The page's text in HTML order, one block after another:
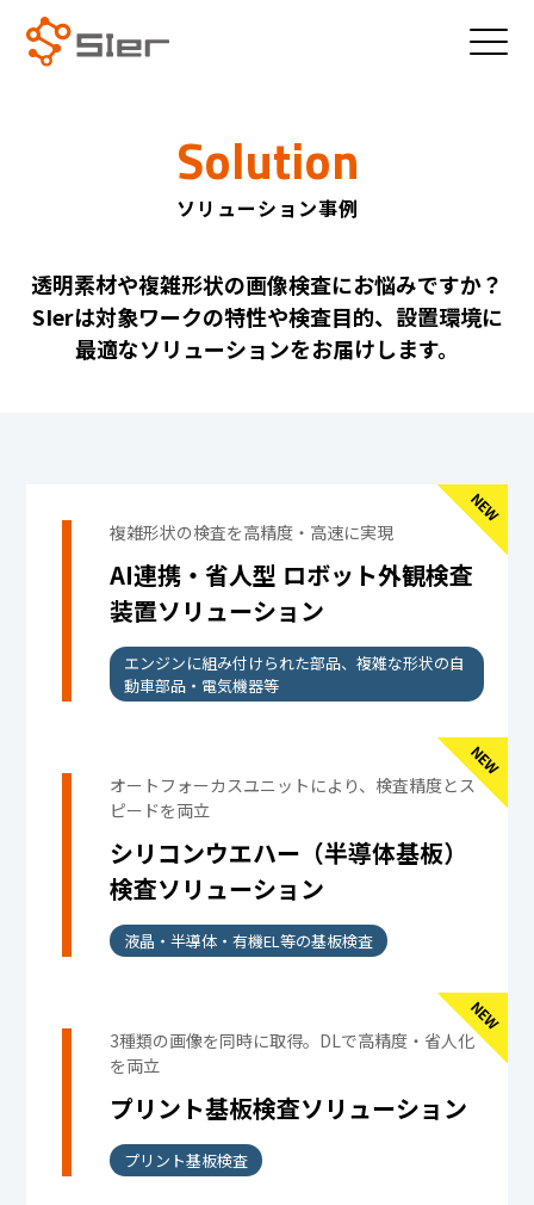
Solution
ソリューション事例
透明素材や複雑形状の画像検査にお悩みですか？
SIerは対象ワークの特性や検査目的、設置環境に
最適なソリューションをお届けします。
複雑形状の検査を高精度・高速に実現
AI連携・省人型 ロボット外観検査
装置ソリューション
エンジンに組み付けられた部品、複雑な形状の自
動車部品・電気機器等
オートフォーカスユニットにより、検査精度とス
ピードを両立
シリコンウエハー（半導体基板）
検査ソリューション
液晶・半導体・有機EL等の基板検査
3種類の画像を同時に取得。DLで高精度・省人化
を両立
プリント基板検査ソリューション
プリント基板検査